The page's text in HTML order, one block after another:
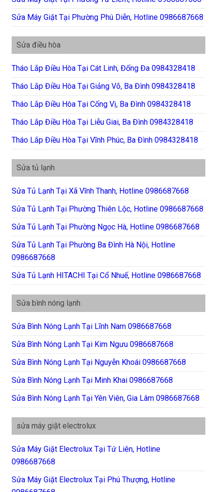
Sửa Máy Giặt Tại Phường Phú Diễn, Hotline 0986687668
Sửa điều hòa
Tháo Lắp Điều Hòa Tại Cát Linh, Đống Đa 0984328418
Tháo Lắp Điều Hòa Tại Giảng Võ, Ba Đình 0984328418
Tháo Lắp Điều Hòa Tại Cống Vị, Ba Đình 0984328418
Tháo Lắp Điều Hòa Tại Liễu Giai, Ba Đình 0984328418
Tháo Lắp Điều Hòa Tại Vĩnh Phúc, Ba Đình 0984328418
Sửa tủ lạnh
Sửa Tủ Lạnh Tại Xã Vĩnh Thanh, Hotline 0986687668
Sửa Tủ Lạnh Tại Phường Thiên Lộc, Hotline 0986687668
Sửa Tủ Lạnh Tại Phường Ngọc Hà, Hotline 0986687668
Sửa Tủ Lạnh Tại Phường Ba Đình Hà Nội, Hotline
0986687668
Sửa Tủ Lạnh HITACHI Tại Cổ Nhuế, Hotline 0986687668
Sửa bình nóng lạnh
Sửa Bình Nóng Lạnh Tại Lĩnh Nam 0986687668
Sửa Bình Nóng Lạnh Tại Kim Ngưu 0986687668
Sửa Bình Nóng Lạnh Tại Nguyễn Khoái 0986687668
Sửa Bình Nóng Lạnh Tại Minh Khai 0986687668
Sửa Bình Nóng Lạnh Tại Yên Viên, Gia Lâm 0986687668
sửa máy giặt electrolux
Sửa Máy Giặt Electrolux Tại Tứ Liên, Hotline
0986687668
Sửa Máy Giặt Electrolux Tại Phú Thượng, Hotline